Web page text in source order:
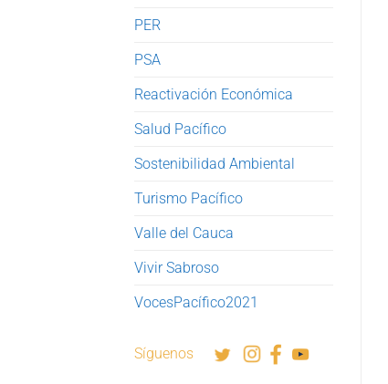
PER
PSA
Reactivación Económica
Salud Pacífico
Sostenibilidad Ambiental
Turismo Pacífico
Valle del Cauca
Vivir Sabroso
VocesPacífico2021
Síguenos